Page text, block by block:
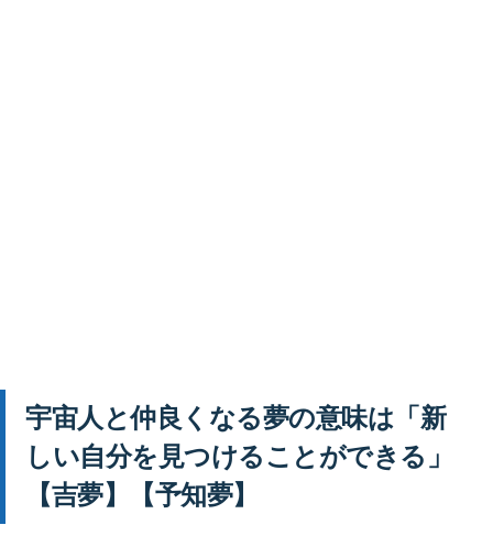
宇宙人と仲良くなる夢の意味は「新
しい自分を見つけることができる」
【吉夢】【予知夢】